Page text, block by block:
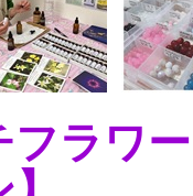
フラワ